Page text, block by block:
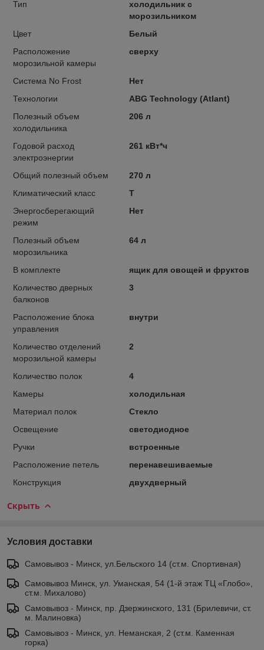
Тип
холодильник с
морозильником
Цвет
Белый
Расположение
морозильной камеры
сверху
Система No Frost
Нет
Технологии
ABG Technology (Atlant)
Полезный объем
холодильника
206 л
Годовой расход
электроэнергии
261 кВт*ч
Общий полезный объем
270 л
Климатический класс
T
Энергосберегающий
режим
Нет
Полезный объем
морозильника
64 л
В комплекте
ящик для овощей и фруктов
Количество дверных
балконов
3
Расположение блока
управления
внутри
Количество отделений
морозильной камеры
2
Количество полок
4
Камеры
холодильная
Материал полок
Стекло
Освещение
светодиодное
Ручки
встроенные
Расположение петель
перенавешиваемые
Конструкция
двухдверный
Скрыть
Условия доставки
Самовывоз - Минск, ул.Бельского 14 (ст.м. Спортивная)
Самовывоз Минск, ул. Уманская, 54 (1-й этаж ТЦ «Глобо»,
ст.м. Михалово)
Самовывоз - Минск, пр. Дзержинского, 131 (Брилевичи, ст.
м. Малиновка)
Самовывоз - Минск, ул. Неманская, 2 (ст.м. Каменная
горка)